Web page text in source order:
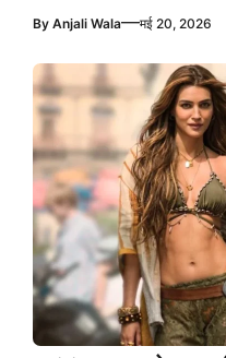
By Anjali Wala—मई 20, 2026